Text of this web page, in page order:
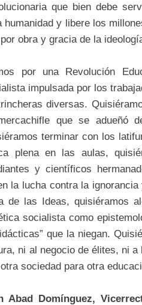
que bien debe
humanidad y libere los
obra y gracia de la
por una Revolución
impulsada por los
diversas.
que se adueñó
terminar con los
plena en las aulas,
y científicos
la lucha contra la
de las Ideas, quisiéramos
socialista como
que la niegan.
ni al negocio de élites, ni
sociedad para otra
Abad Domínguez,